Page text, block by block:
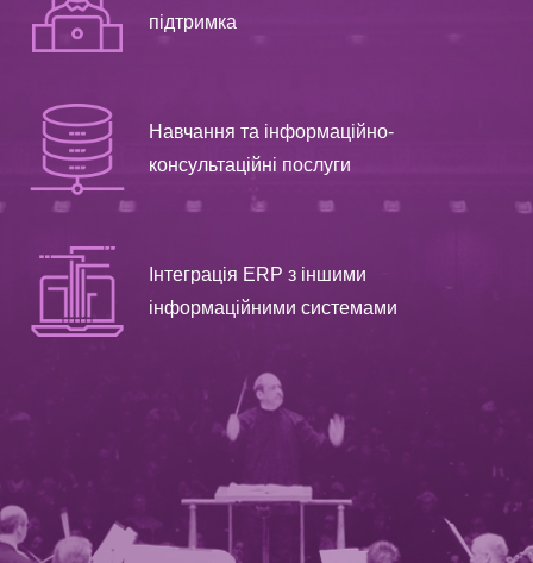
підтримка
Навчання та інформаційно-
консультаційні послуги
Інтеграція ERP з іншими
інформаційними системами